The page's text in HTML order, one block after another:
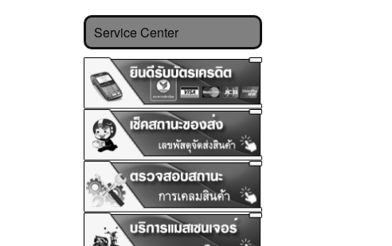
Service Center